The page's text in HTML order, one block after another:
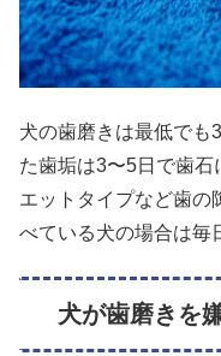
犬の歯磨きは最低でも
た歯垢は3〜5日で歯
エットタイプなど歯の
べている犬の場合は毎
犬が歯磨きを